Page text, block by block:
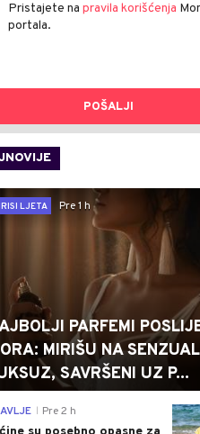
Pristajete na pravila korišćenja
portala.
POŠALJI
LJETA
Pre 1 h
PARFEMI
MIRIŠU NA
SAVRŠENI UZ P...
Pre 2 h